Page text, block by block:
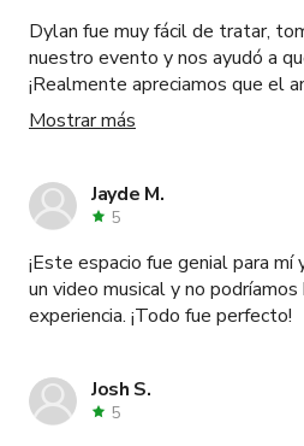
ubicación que conozco mejor.
distrito de entretenimiento
transporte y muchas
que hospedes tu ubicación en
Dylan fue muy fácil de tratar,
nuestro evento y nos ayudó a
¡Realmente apreciamos que el
ideas de sus clientes!
Mostrar más
Jayde M.
5
¡Este espacio fue genial para mí
un video musical y no
experiencia. ¡Todo fue perfecto!
Josh S.
5